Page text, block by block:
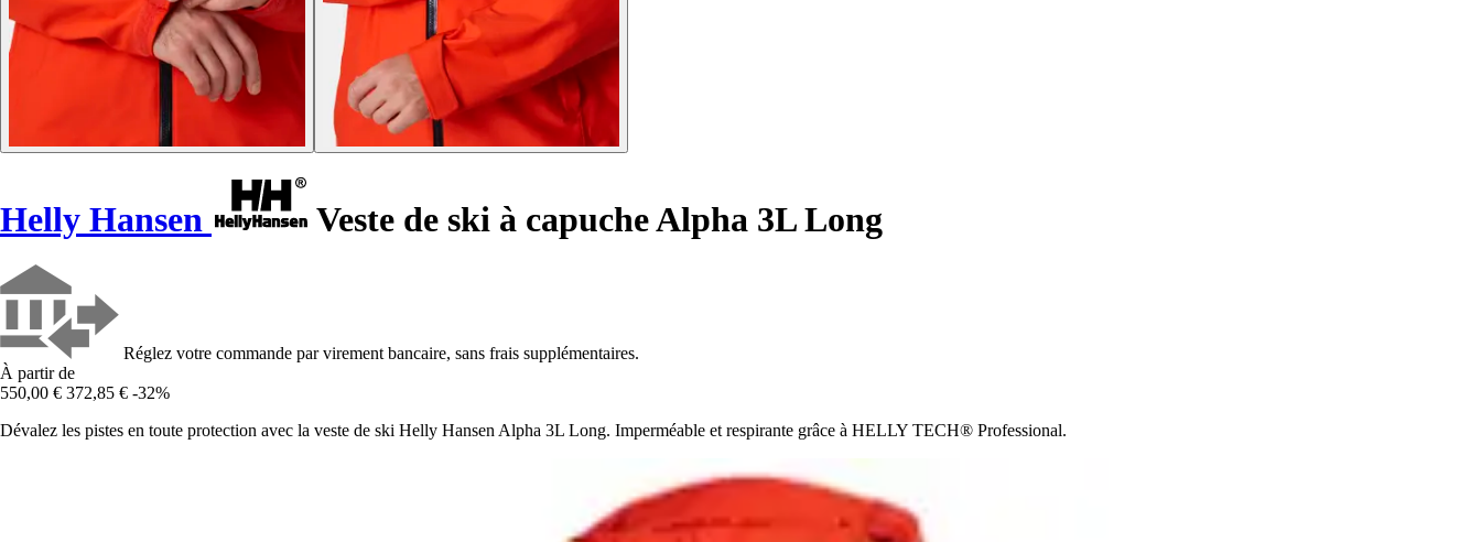
Helly Hansen Veste de ski à capuche Alpha 3L Long
Réglez votre commande par virement bancaire, sans frais supplémentaires.
À partir de
550,00 € 372,85 € -32%
Dévalez les pistes en toute protection avec la veste de ski Helly Hansen Alpha 3L Long. Imperméable et respirante grâce à HELLY TECH® Professional.